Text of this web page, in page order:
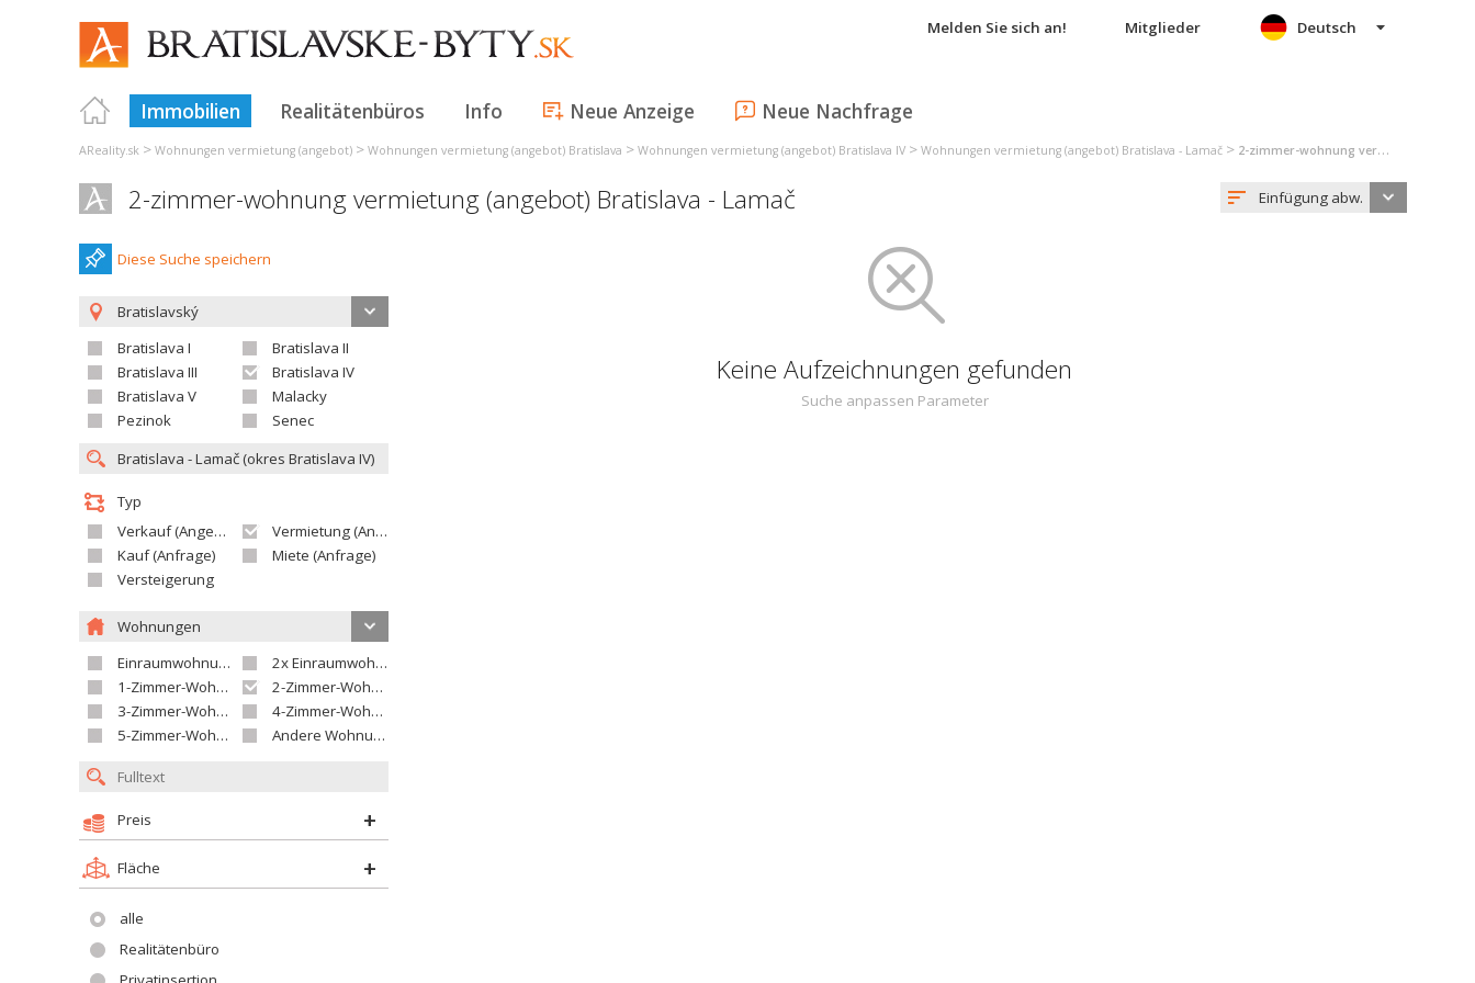
Melden Sie sich an! Mitglieder
Immobilien Realitätenbüros Info Neue Anzeige Neue Nachfrage
Deutsch
AReality.sk > Wohnungen vermietung (angebot) > Wohnungen vermietung (angebot) Bratislava > Wohnungen vermietung (angebot) Bratislava IV > Wohnungen vermietung (angebot) Bratislava - Lamač > 2-zimmer-wohnung vermietung (angebot) Bratislava - Lamač
2-zimmer-wohnung vermietung (angebot) Bratislava - Lamač Einfügung abw.
Diese Suche speichern
Bratislavský
Bratislava I
Bratislava II
Bratislava III
Bratislava IV
Bratislava V
Malacky
Pezinok
Senec
Typ
Verkauf (Angebot)
Vermietung (Angebot)
Kauf (Anfrage)
Miete (Anfrage)
Versteigerung
Wohnungen
Einraumwohnung
2x Einraumwohnung
1-Zimmer-Wohnung
2-Zimmer-Wohnung
3-Zimmer-Wohnung
4-Zimmer-Wohnung
5-Zimmer-Wohnung und größer
Andere Wohnung
Preis
Fläche
alle
Realitätenbüro
Keine Aufzeichnungen gefunden
Suche anpassen Parameter